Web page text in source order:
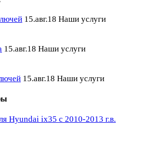
15.авг.18 Наши услуги
15.авг.18 Наши услуги
15.авг.18 Наши услуги